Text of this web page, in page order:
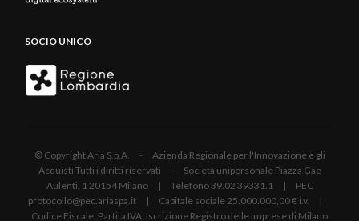
SOCIO UNICO
© Copyright Aria S.p.A. - Azienda Regionale per l'Innovazione e gli
Acquisti Tutti i diritti riservati - Società unipersonale Piazza Gae
Aulenti, 1 20154 Milano | Telefono 39.02 39331.1 | PEC
protocollo@pec.ariaspa.it | Capitale sociale 25.000.000,00 € i.v. |
Codice Fiscale, Partita IVA, Iscrizione Registro delle Imprese di Milano